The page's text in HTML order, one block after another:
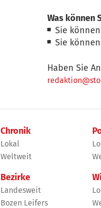
Was können
Sie
Sie
Haben Sie
Chronik
Lokal
Weltweit
Bezirke
Landesweit
Bozen Leifers